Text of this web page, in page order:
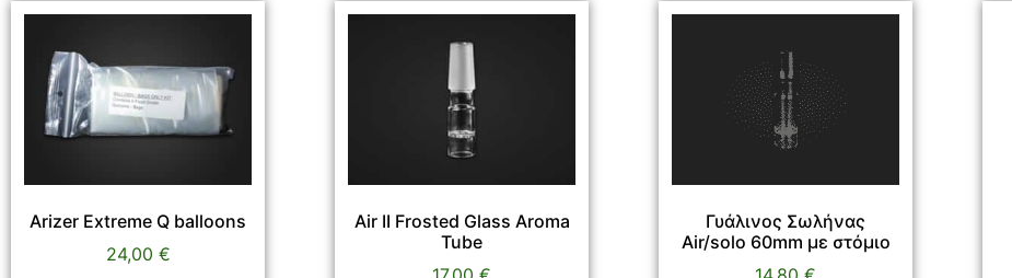
Arizer Extreme Q balloons
24,00 €
Air II Frosted Glass Aroma
Tube
Γυάλινος Σωλήνας
Air/solo 60mm με στόμιο